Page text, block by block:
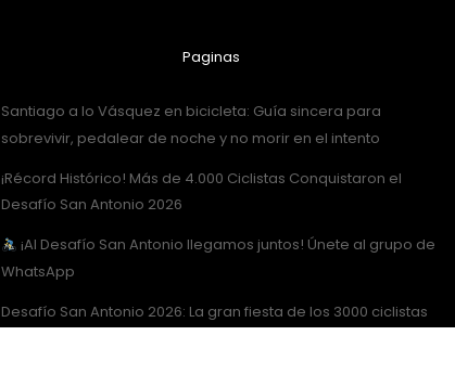
Paginas
Santiago a lo Vásquez en bicicleta: Guía sincera para
sobrevivir, pedalear de noche y no morir en el intento
¡Récord Histórico! Más de 4.000 Ciclistas Conquistaron el
Desafío San Antonio 2026
¡Al Desafío San Antonio llegamos juntos! Únete al grupo de
WhatsApp
Desafío San Antonio 2026: La gran fiesta de los 3000 ciclistas